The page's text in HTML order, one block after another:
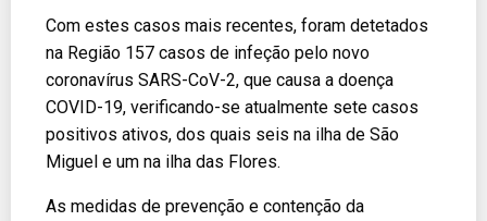
Com estes casos mais recentes, foram detetados
na Região 157 casos de infeção pelo novo
coronavírus SARS-CoV-2, que causa a doença
COVID-19, verificando-se atualmente sete casos
positivos ativos, dos quais seis na ilha de São
Miguel e um na ilha das Flores.
As medidas de prevenção e contenção da